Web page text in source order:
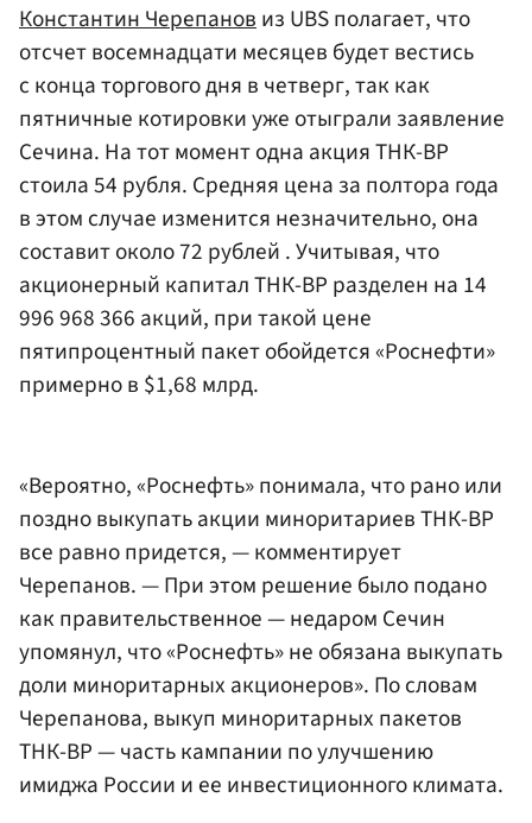
Константин Черепанов из UBS полагает, что
отсчет восемнадцати месяцев будет вестись
с конца торгового дня в четверг, так как
пятничные котировки уже отыграли заявление
Сечина. На тот момент одна акция ТНК-ВР
стоила 54 рубля. Средняя цена за полтора года
в этом случае изменится незначительно, она
составит около 72 рублей . Учитывая, что
акционерный капитал ТНК-ВР разделен на 14
996 968 366 акций, при такой цене
пятипроцентный пакет обойдется «Роснефти»
примерно в $1,68 млрд.
«Вероятно, «Роснефть» понимала, что рано или
поздно выкупать акции миноритариев ТНК-ВР
все равно придется, — комментирует
Черепанов. — При этом решение было подано
как правительственное — недаром Сечин
упомянул, что «Роснефть» не обязана выкупать
доли миноритарных акционеров». По словам
Черепанова, выкуп миноритарных пакетов
ТНК-ВР — часть кампании по улучшению
имиджа России и ее инвестиционного климата.